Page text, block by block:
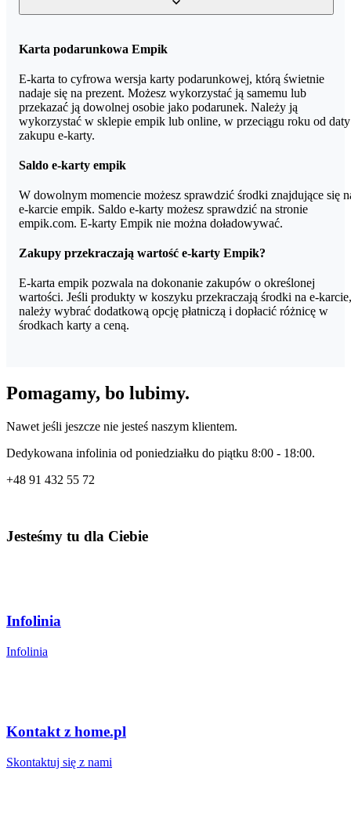
Tak, z e-kartą Empik możesz kupować jedynie produkty, które są
sprzedawców w ramach Marketplace Empik).
Karta podarunkowa Empik
E-karta to cyfrowa wersja karty podarunkowej, którą świetnie
nadaje się na prezent. Możesz wykorzystać ją samemu lub
przekazać ją dowolnej osobie jako podarunek. Należy ją
wykorzystać w sklepie empik lub online, w przeciągu roku od daty
zakupu e-karty.
Saldo e-karty empik
W dowolnym momencie możesz sprawdzić środki znajdujące się
e-karcie empik. Saldo e-karty możesz sprawdzić na stronie
empik.com. E-karty Empik nie można doładowywać.
Zakupy przekraczają wartość e-karty Empik?
E-karta empik pozwala na dokonanie zakupów o określonej
wartości. Jeśli produkty w koszyku przekraczają środki na e-karcie,
należy wybrać dodatkową opcję płatniczą i dopłacić różnicę w
środkach karty a ceną.
Pomagamy, bo lubimy.
Nawet jeśli jeszcze nie jesteś naszym klientem.
Dedykowana infolinia od poniedziałku do piątku 8:00 - 18:00.
+48 91 432 55 72
Jesteśmy tu dla Ciebie
Infolinia
Infolinia
Kontakt z home.pl
Skontaktuj się z nami